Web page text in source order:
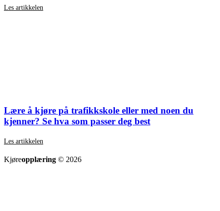
Les artikkelen
Lære å kjøre på trafikkskole eller med noen du
kjenner? Se hva som passer deg best
Les artikkelen
Kjøreopplæring © 2026